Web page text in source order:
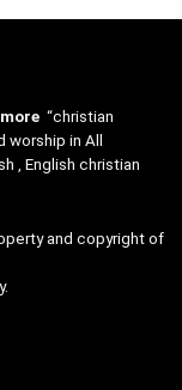
“christian
in All
, English christian
and copyright of